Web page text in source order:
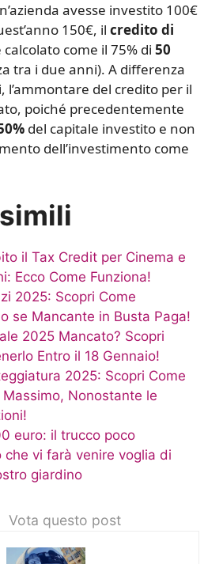
avesse investito 100€
150€, il credito di
calcolato come il 75% di 50
tra i due anni). A differenza
l’ammontare del credito per il
poiché precedentemente
del capitale investito e non
dell’investimento come
il Tax Credit per Cinema e
Ecco Come Funziona!
2025: Scopri Come
se Mancante in Busta Paga!
2025 Mancato? Scopri
Entro il 18 Gennaio!
2025: Scopri Come
Nonostante le
euro: il trucco poco
che vi farà venire voglia di
giardino
Vota questo post